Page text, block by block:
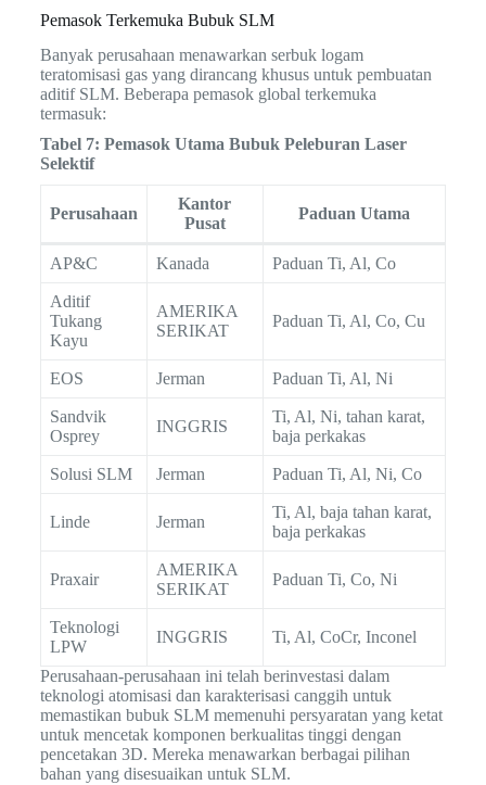
Pemasok Terkemuka Bubuk SLM
Banyak perusahaan menawarkan serbuk logam
teratomisasi gas yang dirancang khusus untuk pembuatan
aditif SLM. Beberapa pemasok global terkemuka
termasuk:
Tabel 7: Pemasok Utama Bubuk Peleburan Laser
Selektif
Perusahaan
Kantor
Pusat
Paduan Utama
AP&C Kanada Paduan Ti, Al, Co
Aditif
Tukang
Kayu
AMERIKA
SERIKAT
Paduan Ti, Al, Co, Cu
EOS Jerman Paduan Ti, Al, Ni
Sandvik
Osprey
INGGRIS
Ti, Al, Ni, tahan karat,
baja perkakas
Solusi SLM Jerman Paduan Ti, Al, Ni, Co
Linde Jerman
Ti, Al, baja tahan karat,
baja perkakas
Praxair
AMERIKA
SERIKAT
Paduan Ti, Co, Ni
Teknologi
LPW
INGGRIS Ti, Al, CoCr, Inconel
Perusahaan-perusahaan ini telah berinvestasi dalam
teknologi atomisasi dan karakterisasi canggih untuk
memastikan bubuk SLM memenuhi persyaratan yang ketat
untuk mencetak komponen berkualitas tinggi dengan
pencetakan 3D. Mereka menawarkan berbagai pilihan
bahan yang disesuaikan untuk SLM.